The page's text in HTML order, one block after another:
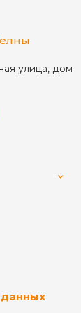
улица, дом